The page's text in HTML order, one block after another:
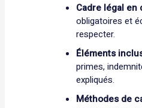
Cadre légal en
obligatoires et
respecter.
Éléments
primes,
expliqués.
Méthodes de